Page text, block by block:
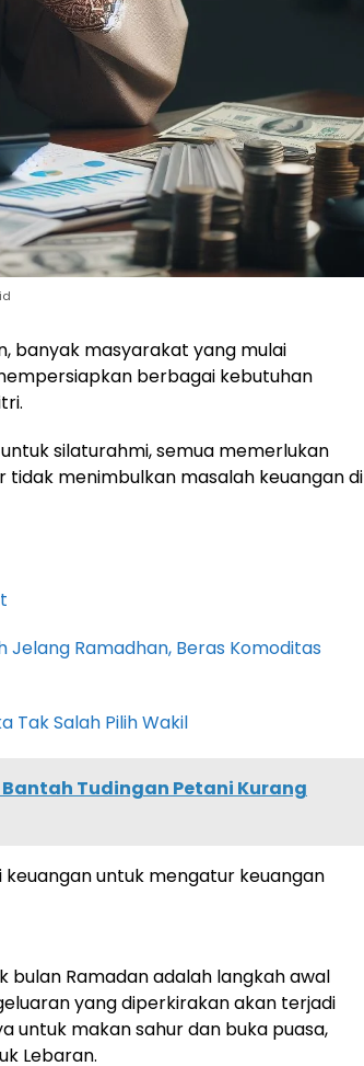
banyak masyarakat yang mulai
berbagai kebutuhan
silaturahmi, semua memerlukan
menimbulkan masalah keuangan di
Ramadhan, Beras Komoditas
Tak Salah Pilih Wakil
Tudingan Petani Kurang
untuk mengatur keuangan
bulan Ramadan adalah langkah awal
yang diperkirakan akan terjadi
untuk makan sahur dan buka puasa,
Lebaran.